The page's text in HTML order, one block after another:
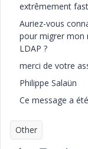
extrêmement
Auriez-vous
pour migrer mon
LDAP ?
merci de votre
Philippe Salaün
Ce message a
Other